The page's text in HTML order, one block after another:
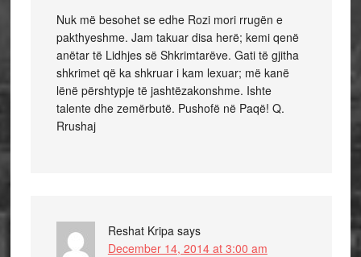
Nuk më besohet se edhe Rozi mori rrugën e
pakthyeshme. Jam takuar disa herë; kemi qenë
anëtar të Lidhjes së Shkrimtarëve. Gati të gjitha
shkrimet që ka shkruar i kam lexuar; më kanë
lënë përshtypje të jashtëzakonshme. Ishte
talente dhe zemërbutë. Pushofë në Paqë! Q.
Rrushaj
Reshat Kripa says
December 14, 2014 at 3:00 am